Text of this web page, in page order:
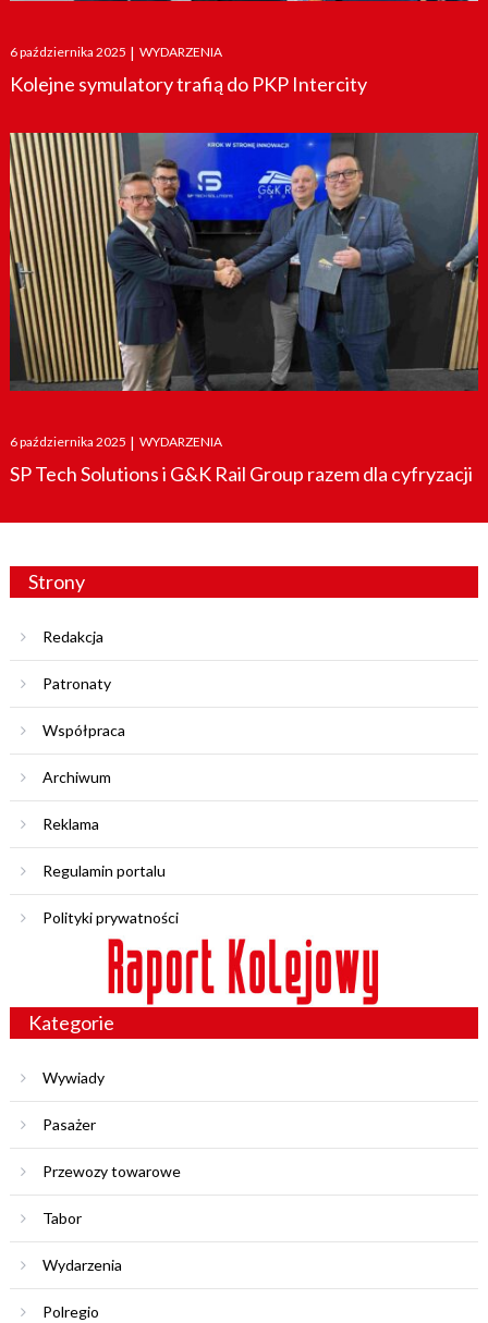
Posted
on
6 października 2025 | WYDARZENIA
Kolejne symulatory trafią do PKP Intercity
Posted
on
6 października 2025 | WYDARZENIA
SP Tech Solutions i G&K Rail Group razem dla cyfryzacji
Strony
Redakcja
Patronaty
Współpraca
Archiwum
Reklama
Regulamin portalu
Polityki prywatności
Kategorie
Wywiady
Pasażer
Przewozy towarowe
Tabor
Wydarzenia
Polregio